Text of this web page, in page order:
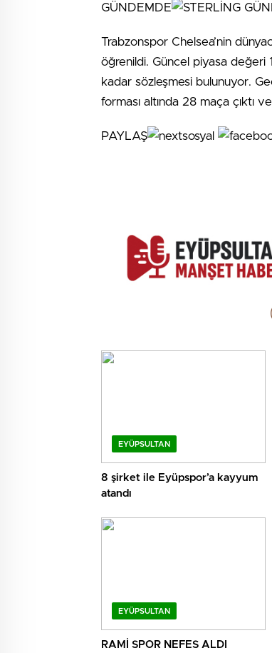
GÜNDEMDE
Trabzonspor Chelsea’nin
öğrenildi. Güncel piyasa değeri
kadar sözleşmesi bulunuyor.
forması altında 28 maça çıktı
PAYLAŞ
EYÜPSULTAN
8 şirket ile Eyüpspor’a kayyum
atandı
EYÜPSULTAN
RAMİ SPOR NEFES ALDI